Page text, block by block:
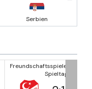
Serbien
Freundschaftsspiele
Spieltag 1